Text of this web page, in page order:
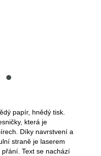
papír, hnědý tisk.
která je
Díky navrstvení a
straně je laserem
Text se nachází